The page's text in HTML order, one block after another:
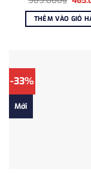
là:
THÊM VÀO GIỎ
-33%
Mới